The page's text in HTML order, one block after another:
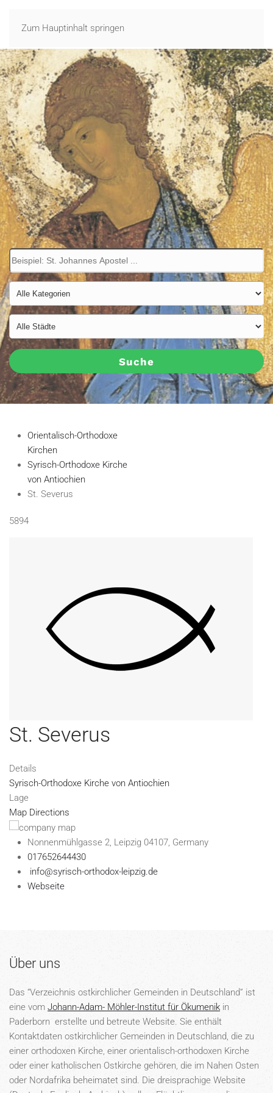
Zum Hauptinhalt springen
Suche
Orientalisch-Orthodoxe
Kirchen
Syrisch-Orthodoxe Kirche
von Antiochien
St. Severus
5894
St. Severus
Details
Syrisch-Orthodoxe Kirche von Antiochien
Lage
Map Directions
Nonnenmühlgasse 2, Leipzig 04107, Germany
017652644430
info@syrisch-orthodox-leipzig.de
Webseite
Über uns
Das “Verzeichnis ostkirchlicher Gemeinden in Deutschland” ist
eine vom Johann-Adam- Möhler-Institut für Ökumenik in
Paderborn erstellte und betreute Website. Sie enthält
Kontaktdaten ostkirchlicher Gemeinden in Deutschland, die zu
einer orthodoxen Kirche, einer orientalisch-orthodoxen Kirche
oder einer katholischen Ostkirche gehören, die im Nahen Osten
oder Nordafrika beheimatet sind. Die dreisprachige Website